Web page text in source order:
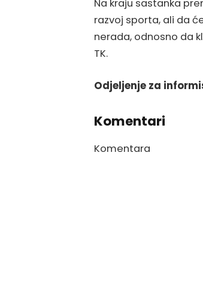
Na kraju sastanka
razvoj sporta, ali da
nerada, odnosno da
TK.
Odjeljenje za
Komentari
Komentara